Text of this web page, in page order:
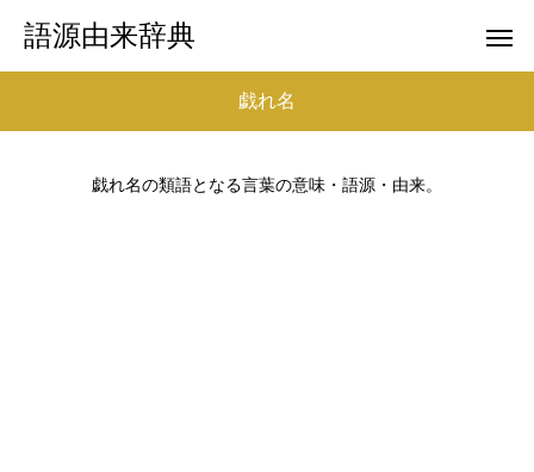
語源由来辞典
戯れ名
戯れ名の類語となる言葉の意味・語源・由来。